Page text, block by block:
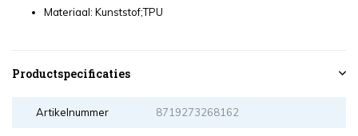
Materiaal: Kunststof;TPU
Productspecificaties
Artikelnummer 8719273268162